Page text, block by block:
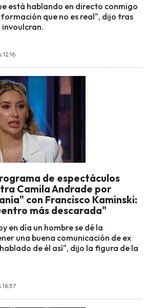
está hablando en directo conmigo
que no es real", dijo tras
invoulcran.
de espectáculos
Camila Andrade por
con Francisco Kaminski:
más descarada"
en día un hombre se dé la
una buena comunicación de ex
de él así", dijo la figura de la